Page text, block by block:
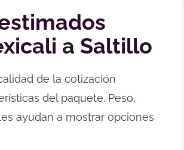
a Saltillo
de la cotización
del paquete. Peso,
ayudan a mostrar opciones